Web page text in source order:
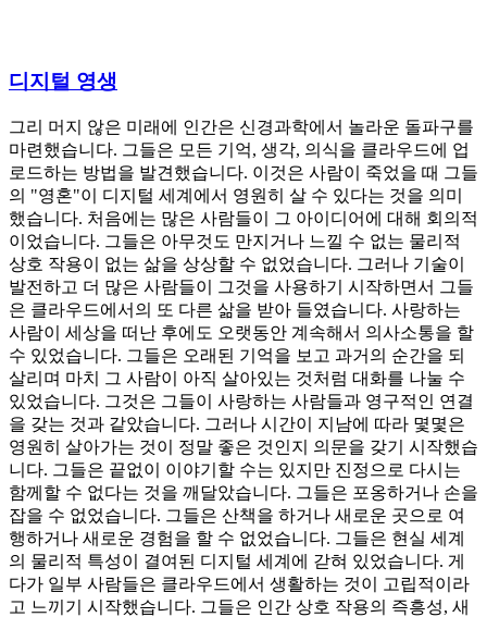
디지털 영생
그리 머지 않은 미래에 인간은 신경과학에서 놀라운 돌파구를
마련했습니다. 그들은 모든 기억, 생각, 의식을 클라우드에 업
로드하는 방법을 발견했습니다. 이것은 사람이 죽었을 때 그들
의 "영혼"이 디지털 세계에서 영원히 살 수 있다는 것을 의미
했습니다. 처음에는 많은 사람들이 그 아이디어에 대해 회의적
이었습니다. 그들은 아무것도 만지거나 느낄 수 없는 물리적
상호 작용이 없는 삶을 상상할 수 없었습니다. 그러나 기술이
발전하고 더 많은 사람들이 그것을 사용하기 시작하면서 그들
은 클라우드에서의 또 다른 삶을 받아 들였습니다. 사랑하는
사람이 세상을 떠난 후에도 오랫동안 계속해서 의사소통을 할
수 있었습니다. 그들은 오래된 기억을 보고 과거의 순간을 되
살리며 마치 그 사람이 아직 살아있는 것처럼 대화를 나눌 수
있었습니다. 그것은 그들이 사랑하는 사람들과 영구적인 연결
을 갖는 것과 같았습니다. 그러나 시간이 지남에 따라 몇몇은
영원히 살아가는 것이 정말 좋은 것인지 의문을 갖기 시작했습
니다. 그들은 끝없이 이야기할 수는 있지만 진정으로 다시는
함께할 수 없다는 것을 깨달았습니다. 그들은 포옹하거나 손을
잡을 수 없었습니다. 그들은 산책을 하거나 새로운 곳으로 여
행하거나 새로운 경험을 할 수 없었습니다. 그들은 현실 세계
의 물리적 특성이 결여된 디지털 세계에 갇혀 있었습니다. 게
다가 일부 사람들은 클라우드에서 생활하는 것이 고립적이라
고 느끼기 시작했습니다. 그들은 인간 상호 작용의 즉흥성, 새